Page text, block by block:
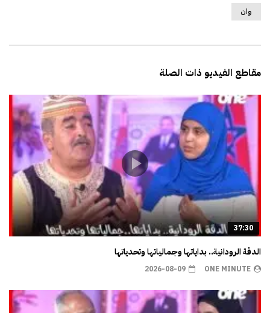
وان
مقاطع الفيديو ذات الصلة
37:30
الدقة الرودانية.. بداياتها وجمالياتها وتحدياتها
ONE MINUTE
2026-08-09